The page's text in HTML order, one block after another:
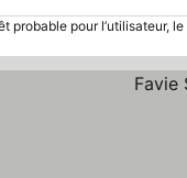
probable pour